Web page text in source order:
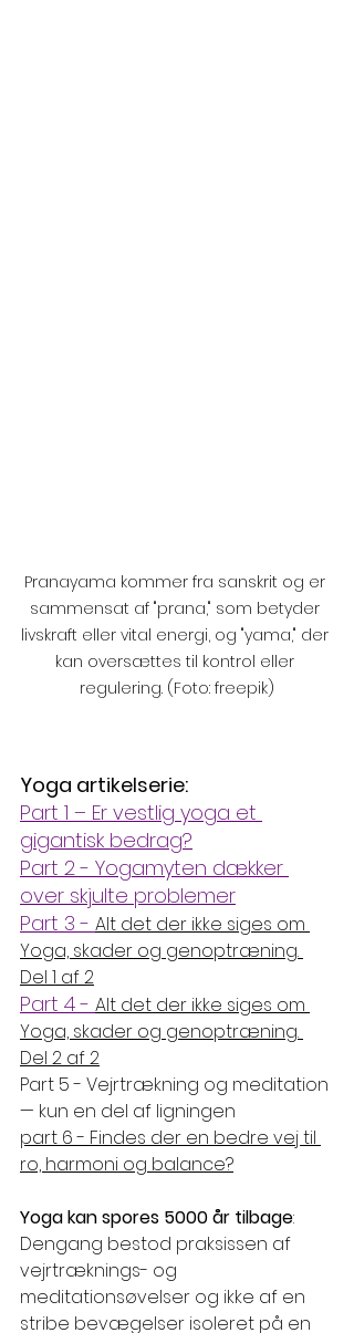
Pranayama kommer fra sanskrit og er
sammensat af "prana," som betyder
livskraft eller vital energi, og "yama," der
kan oversættes til kontrol eller
regulering. (Foto: freepik)
Yoga artikelserie:
Part 1 – Er vestlig yoga et
gigantisk bedrag?
Part 2 - Yogamyten dækker
over skjulte problemer
Part 3 - Alt det der ikke siges om
Yoga, skader og genoptræning.
Del 1 af 2
Part 4 - Alt det der ikke siges om
Yoga, skader og genoptræning.
Del 2 af 2
Part 5 - Vejrtrækning og meditation
— kun en del af ligningen
part 6 - Findes der en bedre vej til
ro, harmoni og balance?
Yoga kan spores 5000 år tilbage:
Dengang bestod praksissen af
vejrtræknings- og
meditationsøvelser og ikke af en
stribe bevægelser isoleret på en